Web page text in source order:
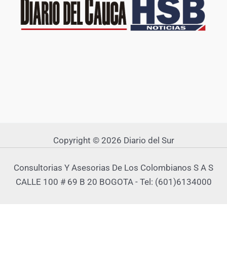
Copyright © 2026 Diario del Sur
Consultorias Y Asesorias De Los Colombianos S A S
CALLE 100 # 69 B 20 BOGOTA - Tel: (601)6134000